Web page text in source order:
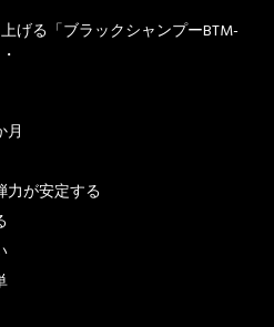
げる「ブラックシャンプーBTM-
月
力が安定する